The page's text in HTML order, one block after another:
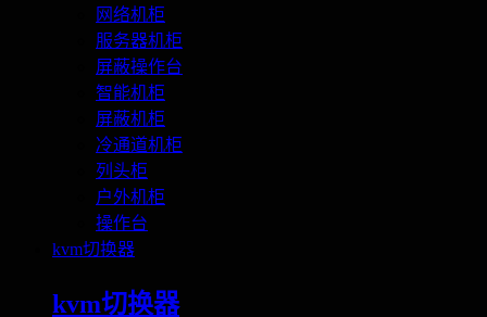
网络机柜
服务器机柜
屏蔽操作台
智能机柜
屏蔽机柜
冷通道机柜
列头柜
户外机柜
操作台
kvm切换器
kvm切换器